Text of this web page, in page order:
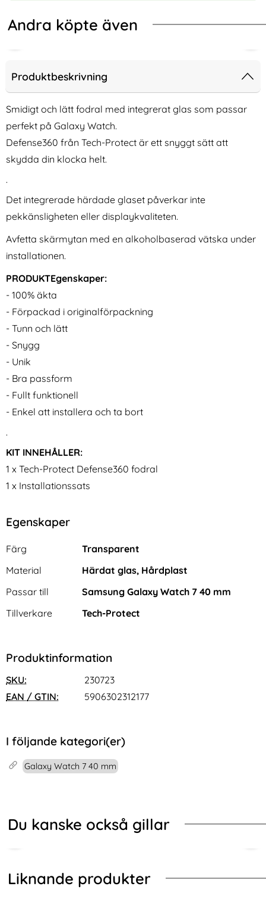
Andra köpte även
Rostfritt Stål Rosa
Galaxy Watch Ultra (2025) /
47 mm Armband Rostfritt Stål
rea pris
161 krtidigare pris
161 kr
Tillgänglighet:
I lager
Köp
Ultra (2025) / 47 mm Armband Rostfritt Stål Guld
Samsung Galaxy Watch 8
46/44/40 mm Armband
rea pris
286 krtidigare pris
286 kr Köp
Samsung Galaxy Watch 8 46/44/
Produktbeskrivning
Smidigt och lätt fodral med integrerat glas som passar
perfekt på Galaxy Watch.
Defense360 från Tech-Protect är ett snyggt sätt att
skydda din klocka helt.
.
Det integrerade härdade glaset påverkar inte
pekkänsligheten eller displaykvaliteten.
Avfetta skärmytan med en alkoholbaserad vätska under
installationen.
PRODUKTEgenskaper:
- 100% äkta
- Förpackad i originalförpackning
- Tunn och lätt
- Snygg
- Unik
- Bra passform
- Fullt funktionell
- Enkel att installera och ta bort
.
KIT INNEHÅLLER:
1 x Tech-Protect Defense360 fodral
1 x Installationssats
Egenskaper
Egenskaper/attribut för denna produkt
Attribut
Färg
Transparent
Material
Härdat glas, Hårdplast
Passar till
Samsung Galaxy Watch 7 40 mm
Tillverkare
Tech-Protect
Produktinformation
SKU:
230723
EAN / GTIN:
5906302312177
I följande kategori(er)
Galaxy Watch 7 40 mm
Du kanske också gillar
Liknande produkter